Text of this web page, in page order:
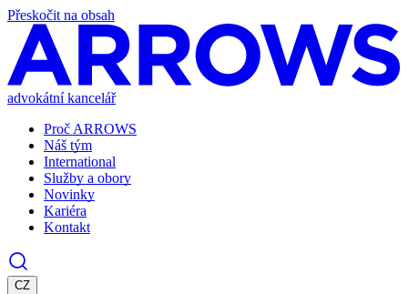
Přeskočit na obsah
advokátní kancelář
Proč ARROWS
Náš tým
International
Služby a obory
Novinky
Kariéra
Kontakt
CZ